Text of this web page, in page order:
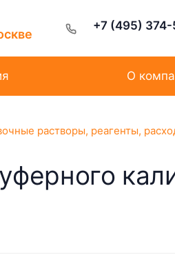
+7 (495)
О
растворы, реагенты,